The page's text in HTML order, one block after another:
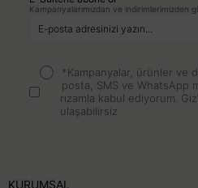
Kampanyalarımızdan ve indirimlerimizden
*Kampanyalar, ürünler ve
posta, SMS ve WhatsApp
rızamla kabul ediyorum.
ulaşabilirsiz
KURUMSAL